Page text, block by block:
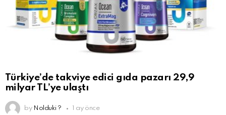
Türkiye’de takviye edici gıda pazarı 29,9
milyar TL’ye ulaştı
by Nolduki ? 1 ay önce